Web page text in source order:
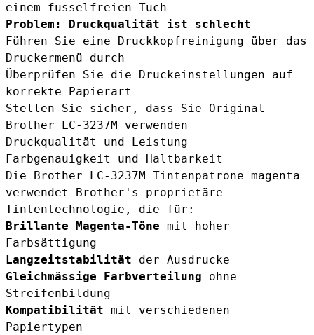
einem fusselfreien Tuch
Problem: Druckqualität ist schlecht
Führen Sie eine Druckkopfreinigung über das
Druckermenü durch
Überprüfen Sie die Druckeinstellungen auf
korrekte Papierart
Stellen Sie sicher, dass Sie Original
Brother LC-3237M verwenden
Druckqualität und Leistung
Farbgenauigkeit und Haltbarkeit
Die Brother LC-3237M Tintenpatrone magenta
verwendet Brother's proprietäre
Tintentechnologie, die für:
Brillante Magenta-Töne mit hoher
Farbsättigung
Langzeitstabilität der Ausdrucke
Gleichmässige Farbverteilung ohne
Streifenbildung
Kompatibilität mit verschiedenen
Papiertypen